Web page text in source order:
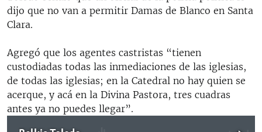
dijo que no van a permitir Damas de Blanco en Santa
Clara.
Agregó que los agentes castristas “tienen
custodiadas todas las inmediaciones de las iglesias,
de todas las iglesias; en la Catedral no hay quien se
acerque, y acá en la Divina Pastora, tres cuadras
antes ya no puedes llegar”.